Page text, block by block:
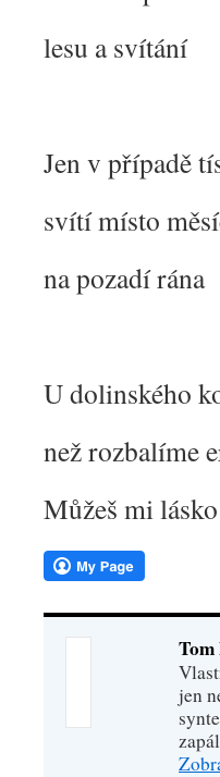
lesu a svítání
Jen v případě
svítí místo
na pozadí rána
U dolinského
než rozbalíme
Můžeš mi
jen